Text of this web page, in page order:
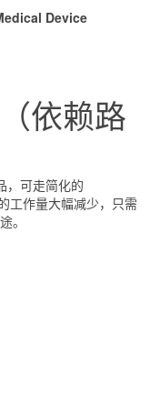
Device
依赖路
，可走简化的
作量大幅减少，只需
。